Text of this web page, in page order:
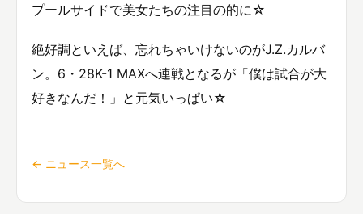
プールサイドで美女たちの注目の的に☆
絶好調といえば、忘れちゃいけないのがJ.Z.カルバ
ン。6・28K-1 MAXへ連戦となるが「僕は試合が大
好きなんだ！」と元気いっぱい☆
← ニュース一覧へ